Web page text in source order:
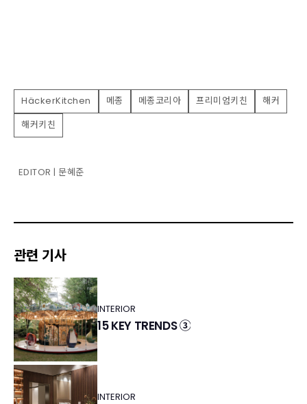
HäckerKitchen 메종 메종코리아 프리미엄키친
해커
해커키친
EDITOR | 문혜준
관련 기사
INTERIOR
15 KEY TRENDS ③
INTERIOR